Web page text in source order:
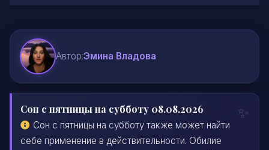
Автор:Эмина Владова
Сон с пятницы на субботу 08.08.2026
Сон с пятницы на субботу также может найти
себе применение в действительности. Обилие